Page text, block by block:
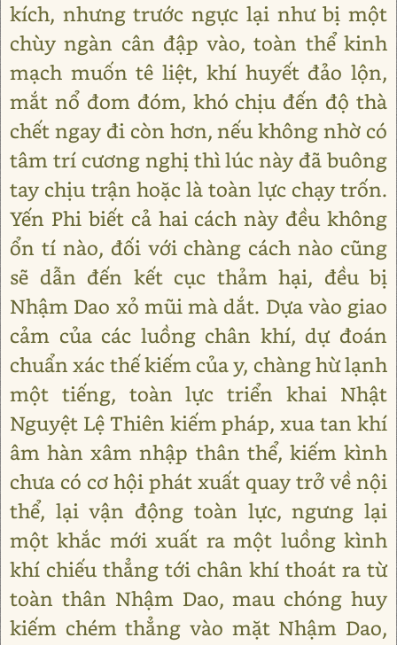
kích, nhưng trước ngực lại như bị một
chùy ngàn cân đập vào, toàn thể kinh
mạch muốn tê liệt, khí huyết đảo lộn,
mắt nổ đom đóm, khó chịu đến độ thà
chết ngay đi còn hơn, nếu không nhờ có
tâm trí cương nghị thì lúc này đã buông
tay chịu trận hoặc là toàn lực chạy trốn.
Yến Phi biết cả hai cách này đều không
ổn tí nào, đối với chàng cách nào cũng
sẽ dẫn đến kết cục thảm hại, đều bị
Nhậm Dao xỏ mũi mà dắt. Dựa vào giao
cảm của các luồng chân khí, dự đoán
chuẩn xác thế kiếm của y, chàng hừ lạnh
một tiếng, toàn lực triển khai Nhật
Nguyệt Lệ Thiên kiếm pháp, xua tan khí
âm hàn xâm nhập thân thể, kiếm kình
chưa có cơ hội phát xuất quay trở về nội
thể, lại vận động toàn lực, ngưng lại
một khắc mới xuất ra một luồng kình
khí chiếu thẳng tới chân khí thoát ra từ
toàn thân Nhậm Dao, mau chóng huy
kiếm chém thẳng vào mặt Nhậm Dao,